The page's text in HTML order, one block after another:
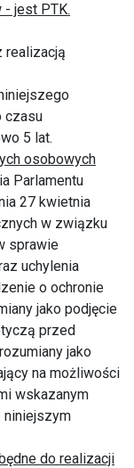
jest PTK.
realizacją
czasu
5 lat.
osobowych
Parlamentu
27 kwietnia
w związku
sprawie
uchylenia
o ochronie
jako podjęcie
przed
jako
na możliwości
wskazanym
niniejszym
do realizacji